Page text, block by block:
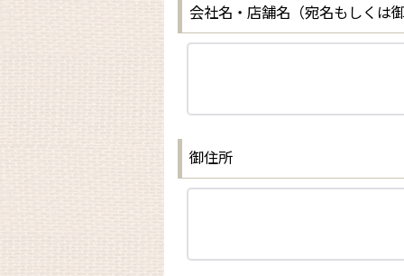
会社名・店舗名（宛名もしくは御
御住所